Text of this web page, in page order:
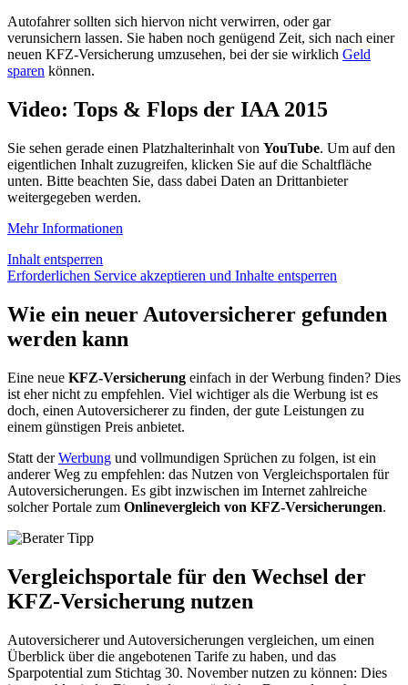
Autofahrer sollten sich hiervon nicht verwirren, oder gar
verunsichern lassen. Sie haben noch genügend Zeit, sich nach einer
neuen KFZ-Versicherung umzusehen, bei der sie wirklich Geld
sparen können.
Video: Tops & Flops der IAA 2015
Sie sehen gerade einen Platzhalterinhalt von YouTube. Um auf den
eigentlichen Inhalt zuzugreifen, klicken Sie auf die Schaltfläche
unten. Bitte beachten Sie, dass dabei Daten an Drittanbieter
weitergegeben werden.
Mehr Informationen
Inhalt entsperren
Erforderlichen Service akzeptieren und Inhalte entsperren
Wie ein neuer Autoversicherer gefunden
werden kann
Eine neue KFZ-Versicherung einfach in der Werbung finden? Dies
ist eher nicht zu empfehlen. Viel wichtiger als die Werbung ist es
doch, einen Autoversicherer zu finden, der gute Leistungen zu
einem günstigen Preis anbietet.
Statt derWerbung und vollmundigen Sprüchen zu folgen, ist ein
anderer Weg zu empfehlen: das Nutzen von Vergleichsportalen für
Autoversicherungen. Es gibt inzwischen im Internet zahlreiche
solcher Portale zum Onlinevergleich von KFZ-Versicherungen.
Vergleichsportale für den Wechsel der
KFZ-Versicherung nutzen
Autoversicherer und Autoversicherungen vergleichen, um einen
Überblick über die angebotenen Tarife zu haben, und das
Sparpotential zum Stichtag 30. November nutzen zu können: Dies